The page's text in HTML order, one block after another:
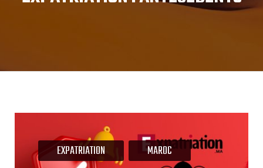
EXPATRIATION MAROC